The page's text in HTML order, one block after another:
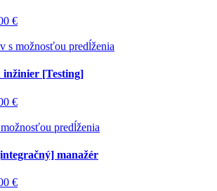
€
s možnosťou predĺženia
[Testing]
€
predĺženia
manažér
€